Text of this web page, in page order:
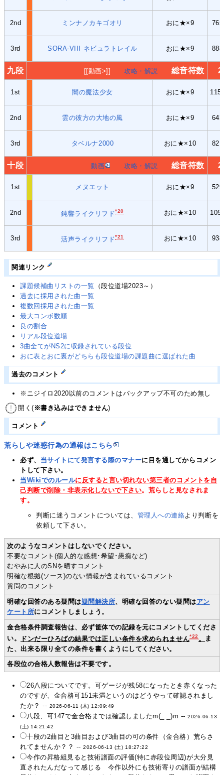
2nd ミンナノカキゴオリ おに★×9
3rd SORA-VIII ネビュラトレイル おに★×9
九段 [[動画>]]攻略・解説 総音符数
1st 闇の魔法少女 おに★×9
2nd 雲の彼方の大地の風 おに★×9
3rd タベルナ2000 おに★×10
十段 動画 攻略・解説 総音符数
1st メヌエット おに★×9
2nd 鈍響ライクリフド*20 おに★×10
3rd 活声ライクリフド*21 おに★×10
関連リンク
課題候補曲リストの一覧
（段位道場2023～）
過去に採用された曲一覧
複数回採用された曲一覧
最大コンボ数順
良の割合
リアル段位道場
3曲全てがNS2に収録されている段位
おに表とおに裏がどちらも段位道場の課題曲に選ばれた曲
過去のコメント
※ニジイロ2020以前のコメントはバックアップ不可のため無し
開く( ※書き込みはできません)
コメント
荒らしや迷惑行為の通報はこちら
必ず、 当サイトにて発言する際のマナーに目を通してからコメン
トして下さい。
当Wikiでのルールに反すると言い切れない第三者のコメントを自
己判断で削除・非表示化しないで下さい。荒らしと見なされま
す。
判断に迷うコメントについては、 管理人への連絡より判断を
依頼して下さい。
次のようなコメントはしないでください。
不要なコメント(個人的な感想･希望･愚痴など)
むやみに人のSNを晒すコメント
明確な根拠(ソース)のない情報が含まれているコメント
質問のコメント
明確な回答のある疑問は疑問解決所、明確な回答のない疑問はアン
ケート所にコメントしましょう。
金合格条件調査報告は、必ず筐体での記録を元にコメントしてくださ
い。
ドンだーひろばの結果では正しい条件を求められません*22。
ま
た、出来る限り全ての条件を書くようにしてください。
各段位の合格人数報告は不要です。
26八段についてです。可ゲージが残58になったとき赤くなった
のですが、金合格可151未満というのはどうやって確認されまし
たか？ -- 2026-06-11 (木) 12:09:49
八段、可147で金合格までは確認しましたm(_ _)m --2026-06-13
(土) 14:21:42
十段の2曲目と3曲目および3曲目の可の条件（金合格）荒らさ
れてませんか？？ --2026-06-13 (土) 18:27:22
今作の昇格組見ると技術譜面の評価(特に赤段位周辺)が大分見
直されたんだなって感じる 今作以外にも技術寄りの譜面が結構